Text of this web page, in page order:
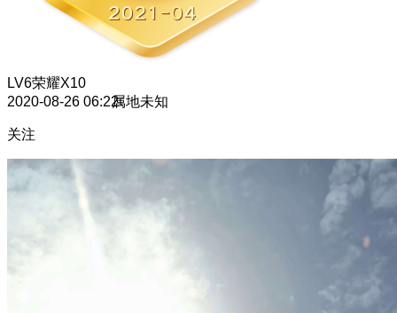
LV6荣耀X10
2020-08-26 06:22属地未知
关注